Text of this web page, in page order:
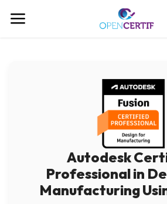
Autodesk
Professional in
Manufacturing